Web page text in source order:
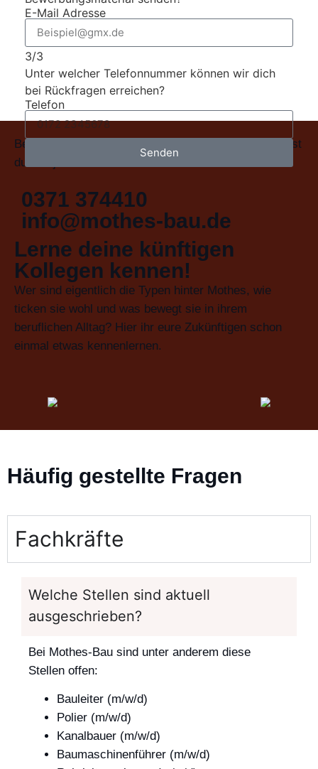
E-Mail Adresse
3/3
Unter welcher Telefonnummer können wir dich
bei Rückfragen erreichen?
Telefon
Senden
Bei Fragen zu deiner Bewerbung oder dem Job kannst
du uns jederzeit anrufen oder eine Email schreiben.
0371 374410
info@mothes-bau.de
Lerne deine künftigen
Kollegen kennen!
Wer sind eigentlich die Typen hinter Mothes, wie
ticken sie wohl und was bewegt sie in ihrem
beruflichen Alltag? Hier ihr eure Zukünftigen schon
einmal etwas kennenlernen.
Häufig gestellte Fragen
Fachkräfte
Welche Stellen sind aktuell
ausgeschrieben?
Bei Mothes-Bau sind unter anderem diese
Stellen offen:
Bauleiter (m/w/d)
Polier (m/w/d)
Kanalbauer (m/w/d)
Baumaschinenführer (m/w/d)